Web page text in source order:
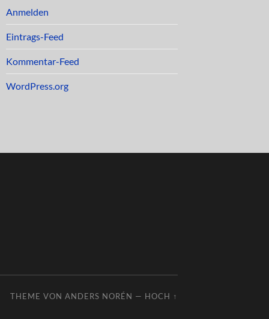
Anmelden
Eintrags-Feed
Kommentar-Feed
WordPress.org
THEME VON ANDERS NORÉN — HOCH ↑